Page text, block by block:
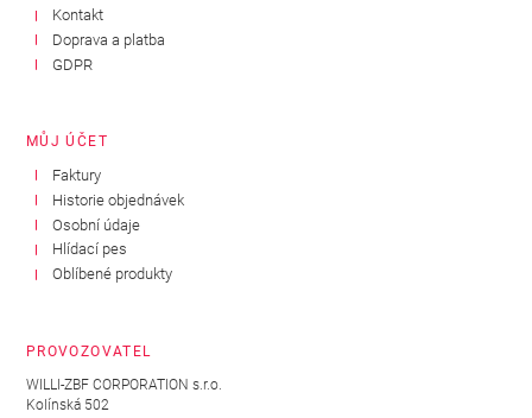
Kontakt
Doprava a platba
GDPR
MŮJ ÚČET
Faktury
Historie objednávek
Osobní údaje
Hlídací pes
Oblíbené produkty
PROVOZOVATEL
WILLI-ZBF CORPORATION s.r.o.
Kolínská 502